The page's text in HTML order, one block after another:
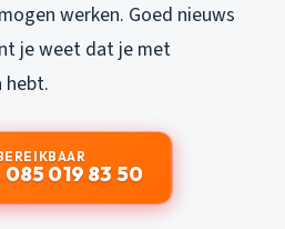
werken. Goed nieuws
je weet dat je met
hebt.
085 019 83 50